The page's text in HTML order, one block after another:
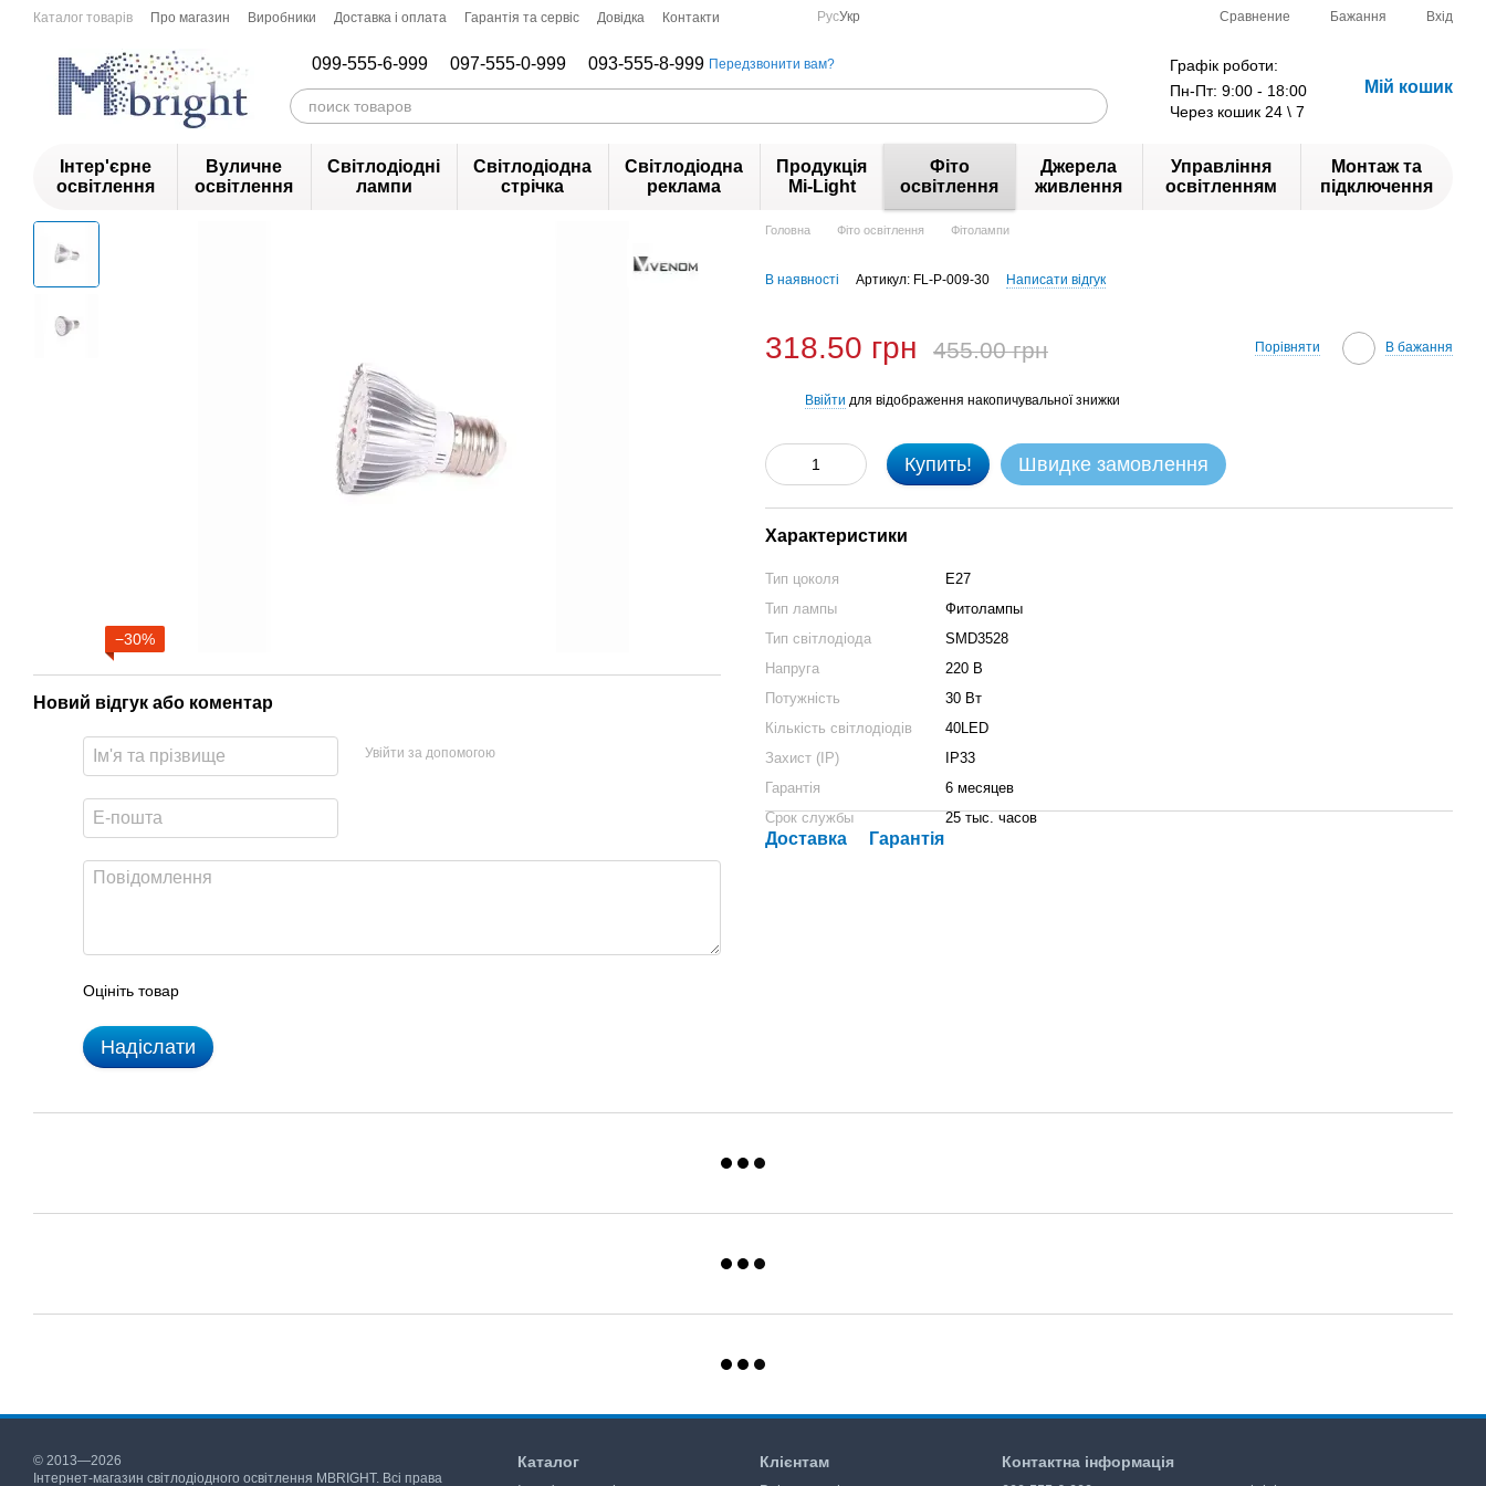
Перейти до основного контенту
Каталог товарів Про магазин Виробники Доставка і оплата Гарантія та сервіс Довідка Контакти РусУкр Сравнение Бажання Вхід
099-555-6-999 097-555-0-999 093-555-8-999 Передзвонити вам?
Графік роботи:
Пн-Пт: 9:00 - 18:00
Через кошик 24 \ 7
Мій кошик
Інтер'єрне
освітлення
Вуличне
освітлення
Світлодіодні
лампи
Світлодіодна
стрічка
Світлодіодна
реклама
Продукція
Mi-Light
Фіто
освітлення
Джерела
живлення
Управління
освітленням
Монтаж та
підключення
−30%
Новий відгук або коментар
Увійти за допомогою
Оцініть товар
Надіслати
Головна Фіто освітлення Фітолампи
В наявності Артикул: FL-P-009-30 Написати відгук
318.50 грн 455.00 грн Порівняти В бажання
Ввійти для відображення накопичувальної знижки
Купить! Швидке замовлення
Характеристики
Тип цоколя
Е27
Тип лампы
Фитолампы
Тип світлодіода
SMD3528
Напруга
220 В
Потужність
30 Вт
Кількість світлодіодів
40LED
Захист (IP)
IP33
Гарантія
6 месяцев
Срок службы
25 тыс. часов
Доставка Гарантія
© 2013—2026
Інтернет-магазин світлодіодного освітлення MBRIGHT. Всі права
Каталог Клієнтам Контактна інформація